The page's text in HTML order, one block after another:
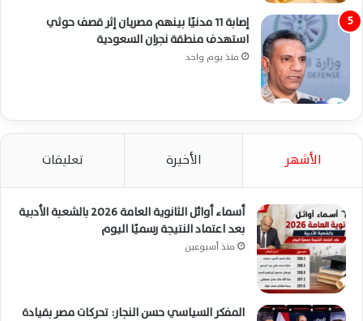
إصابة 11 مدنيًا بينهم مصريان إثر قصف حوثي
استهدف منطقة نجران السعودية
منذ يوم واحد
الأشهر الأخيرة تعليقات
أسماء أوائل الثانوية العامة 2026 بالشعبة الأدبية
بعد اعتماد النتيجة رسميًا اليوم
منذ أسبوعين
المفكر السياسي حسن النجار: تحركات مصر بقيادة